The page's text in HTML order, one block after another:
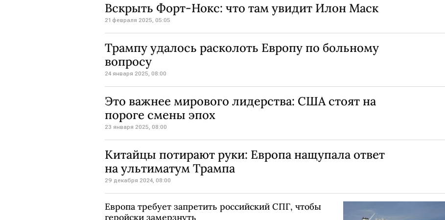
Вскрыть Форт-Нокс: что там увидит Илон Маск
21 февраля 2025, 05:05
Трампу удалось расколоть Европу по больному
вопросу
24 января 2025, 08:00
Это важнее мирового лидерства: США стоят на
пороге смены эпох
23 января 2025, 08:00
Китайцы потирают руки: Европа нащупала ответ
на ультиматум Трампа
29 декабря 2024, 08:00
Европа требует запретить российский СПГ, чтобы
геройски замерзнуть